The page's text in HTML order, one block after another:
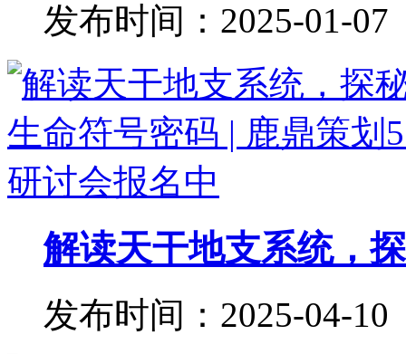
发布时间：2025-01-07
解读天干地支系统，
发布时间：2025-04-10